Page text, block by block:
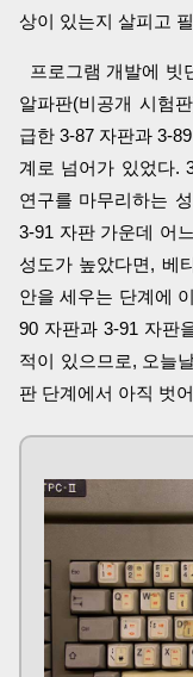
상이 있는지 살피고
프로그램 개발에 빗
알파판(비공개 시험
급한 3-87 자판과 3-
계로 넘어가 있었다.
연구를 마무리하는
3-91 자판 가운데 어
성도가 높았다면, 베
안을 세우는 단계에
90 자판과 3-91 자판
적이 있으므로, 오늘
판 단계에서 아직 벗